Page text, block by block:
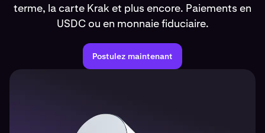
terme, la carte Krak et plus encore. Paiements en
USDC ou en monnaie fiduciaire.
Postulez maintenant